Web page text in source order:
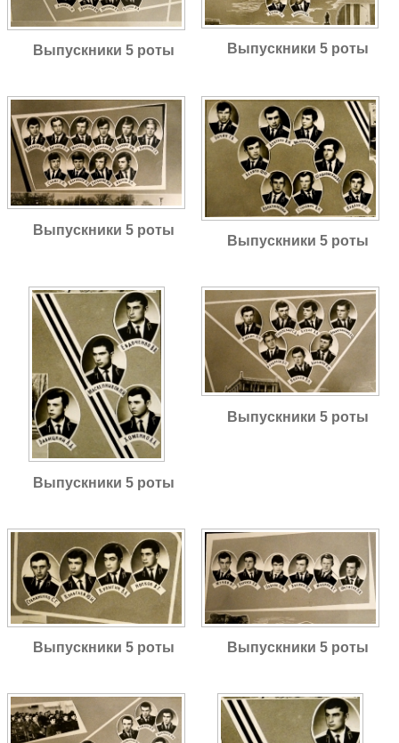
Выпускники 5 роты Выпускники 5 роты
Выпускники 5 роты
Выпускники 5 роты
Выпускники 5 роты
Выпускники 5 роты
Выпускники 5 роты Выпускники 5 роты